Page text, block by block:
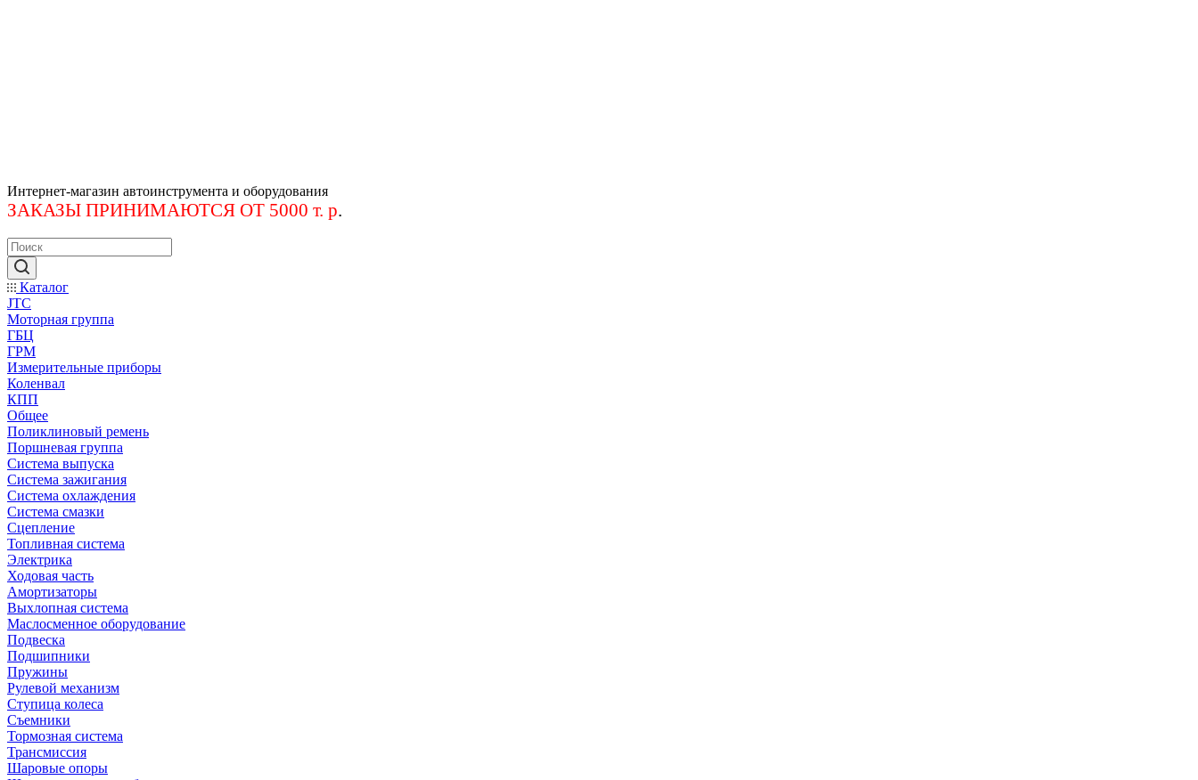
Интернет-магазин автоинструмента и оборудования
ЗАКАЗЫ ПРИНИМАЮТСЯ ОТ 5000 т. р.
Каталог
JTC
Моторная группа
ГБЦ
ГРМ
Измерительные приборы
Коленвал
КПП
Общее
Поликлиновый ремень
Поршневая группа
Система выпуска
Система зажигания
Система охлаждения
Система смазки
Сцепление
Топливная система
Электрика
Ходовая часть
Амортизаторы
Выхлопная система
Маслосменное оборудование
Подвеска
Подшипники
Пружины
Рулевой механизм
Ступица колеса
Съемники
Тормозная система
Трансмиссия
Шаровые опоры